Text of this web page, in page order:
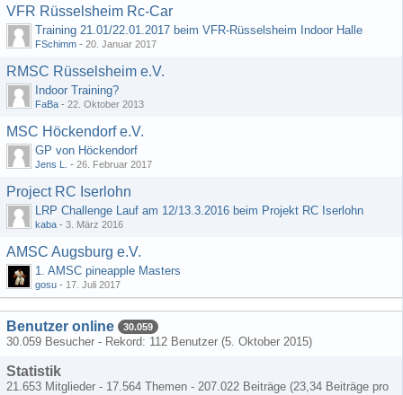
VFR Rüsselsheim Rc-Car
Training 21.01/22.01.2017 beim VFR-Rüsselsheim Indoor Halle
FSchimm - 20. Januar 2017
RMSC Rüsselsheim e.V.
Indoor Training?
FaBa - 22. Oktober 2013
MSC Höckendorf e.V.
GP von Höckendorf
Jens L. - 26. Februar 2017
Project RC Iserlohn
LRP Challenge Lauf am 12/13.3.2016 beim Projekt RC Iserlohn
kaba - 3. März 2016
AMSC Augsburg e.V.
1. AMSC pineapple Masters
gosu - 17. Juli 2017
Benutzer online 30.059
30.059 Besucher - Rekord: 112 Benutzer (5. Oktober 2015)
Statistik
21.653 Mitglieder - 17.564 Themen - 207.022 Beiträge (23,34 Beiträge pro